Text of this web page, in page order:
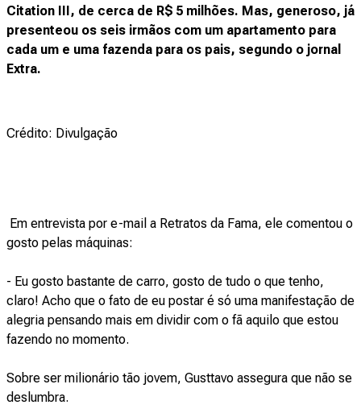
Citation III, de cerca de R$ 5 milhões. Mas, generoso, já
presenteou os seis irmãos com um apartamento para
cada um e uma fazenda para os pais, segundo o jornal
Extra.
Crédito: Divulgação
Em entrevista por e-mail a Retratos da Fama, ele comentou o
gosto pelas máquinas:
- Eu gosto bastante de carro, gosto de tudo o que tenho,
claro! Acho que o fato de eu postar é só uma manifestação de
alegria pensando mais em dividir com o fã aquilo que estou
fazendo no momento.
Sobre ser milionário tão jovem, Gusttavo assegura que não se
deslumbra.